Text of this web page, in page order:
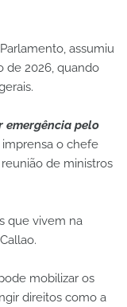
assumiu
de 2026, quando
emergência pelo
imprensa o chefe
de ministros
que vivem na
mobilizar os
direitos como a